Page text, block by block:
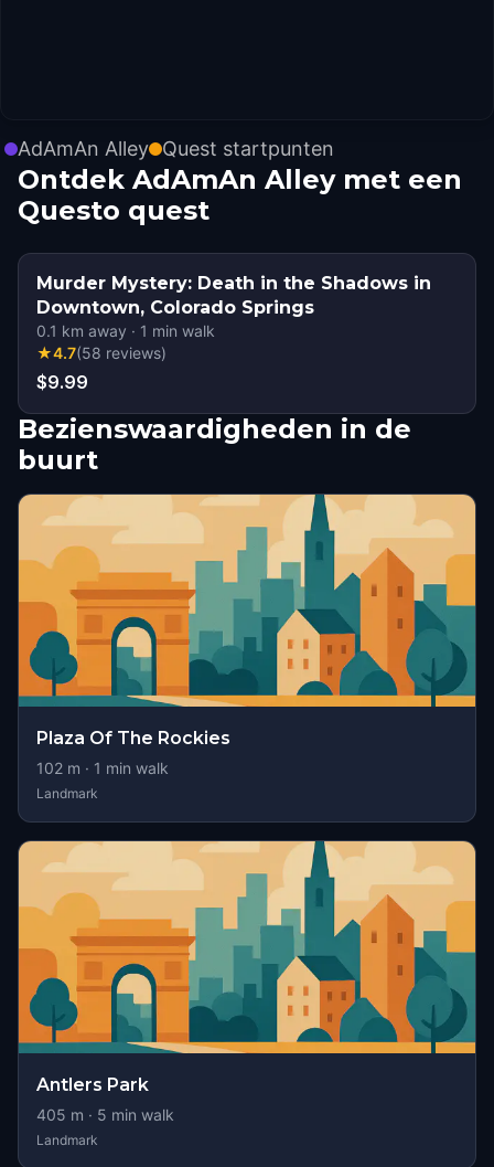
AdAmAn Alley Quest startpunten
Ontdek AdAmAn Alley met een
Questo quest
Murder Mystery: Death in the Shadows in
Downtown, Colorado Springs
0.1 km away · 1 min walk
★4.7(58 reviews)
$9.99
Bezienswaardigheden in de
buurt
Plaza Of The Rockies
102 m · 1 min walk
Landmark
Antlers Park
405 m · 5 min walk
Landmark